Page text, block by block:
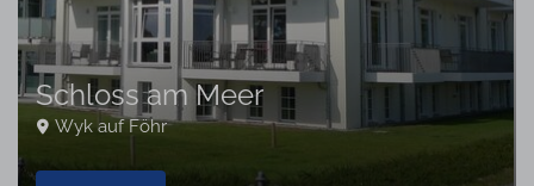
Schloss am Meer
Wyk auf Föhr